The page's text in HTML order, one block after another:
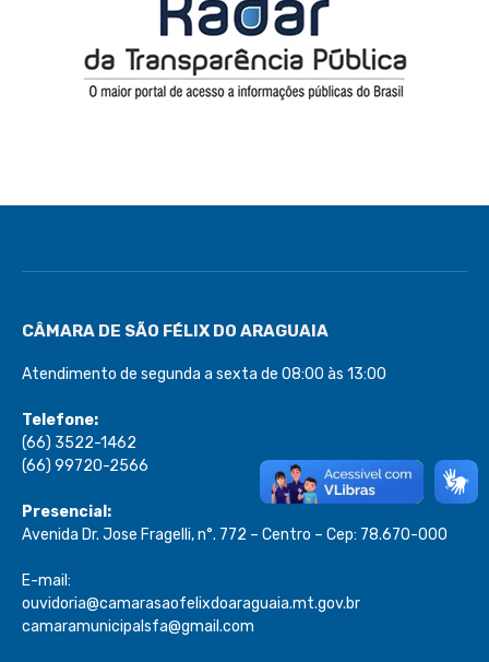
CÂMARA DE SÃO FÉLIX DO ARAGUAIA
Atendimento de segunda a sexta de 08:00 às 13:00
Telefone:
(66) 3522-1462
(66) 99720-2566
Presencial:
Avenida Dr. Jose Fragelli, n°. 772 – Centro – Cep: 78.670-000
E-mail:
ouvidoria@camarasaofelixdoaraguaia.mt.gov.br
camaramunicipalsfa@gmail.com